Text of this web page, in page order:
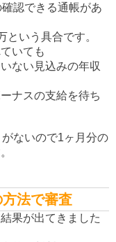
認できる通帳があ
という具合です。
いても
ない見込みの年収
ナスの支給を待ち
ないので1ヶ月分の
法で審査
果が出てきました